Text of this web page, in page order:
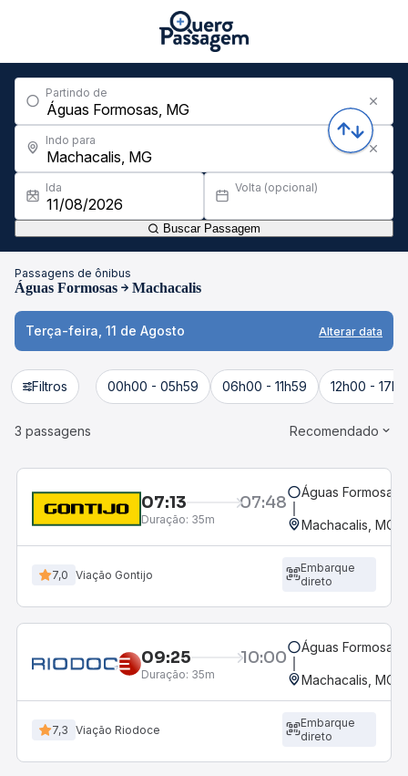
Partindo de
Indo para
Ida Volta (opcional)
Buscar Passagem
Passagens de ônibus
Águas Formosas Machacalis
Terça-feira, 11 de Agosto Alterar data
Filtros 00h00 - 05h59 06h00 - 11h59 12h00 -
3 passagens Recomendado
07:13 07:48
Duração: 35m
Águas Formosas,
Machacalis, MG
7,0 Viação Gontijo
Embarque
direto
09:25 10:00
Duração: 35m
Águas Formosas,
Machacalis, MG
7,3 Viação Riodoce
Embarque
direto